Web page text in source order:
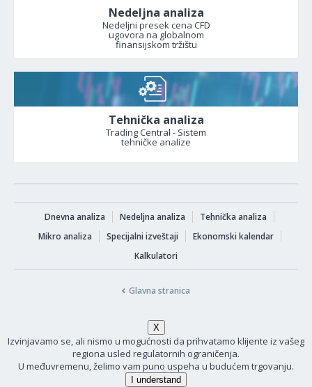
Nedeljna analiza
Nedeljni presek cena CFD
ugovora na globalnom
finansijskom tržištu
Tehnička analiza
Trading Central - Sistem
tehničke analize
Dnevna analiza Nedeljna analiza
Tehnička analiza
Mikro analiza
Specijalni izveštaji
Ekonomski kalendar
Kalkulatori
Glavna stranica
Izvinjavamo se, ali nismo u mogućnosti da prihvatamo klijente iz vašeg
regiona usled regulatornih ograničenja.
U međuvremenu, želimo vam puno uspeha u budućem trgovanju.